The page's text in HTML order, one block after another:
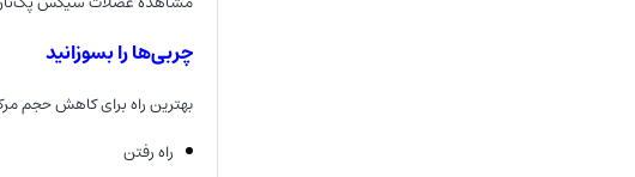
چربی‌ها را بسوزانید
بهترین راه برای کاهش حجم
راه رفتن